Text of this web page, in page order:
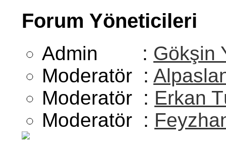
Forum Yöneticileri
Admin : Gökşin
Moderatör :
Moderatör : Erkan
Moderatör :